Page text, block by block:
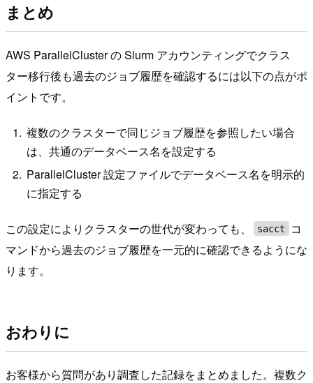
まとめ
AWS ParallelCluster の Slurm アカウンティングでクラス
ター移行後も過去のジョブ履歴を確認するには以下の点がポ
イントです。
複数のクラスターで同じジョブ履歴を参照したい場合
は、共通のデータベース名を設定する
ParallelCluster 設定ファイルでデータベース名を明示的
に指定する
この設定によりクラスターの世代が変わっても、 sacct
コ
マンドから過去のジョブ履歴を一元的に確認できるようにな
ります。
おわりに
お客様から質問があり調査した記録をまとめました。複数ク